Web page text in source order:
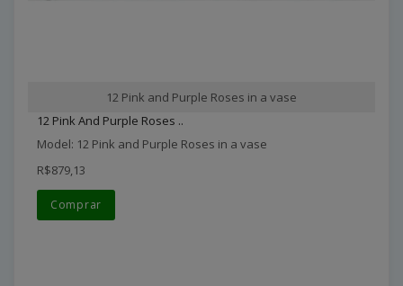
12 Pink and Purple Roses in a vase
12 Pink And Purple Roses ..
Model: 12 Pink and Purple Roses in a vase
R$879,13
Comprar